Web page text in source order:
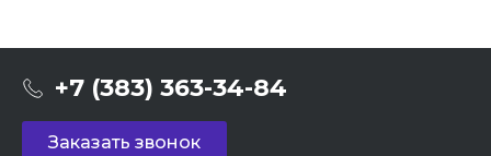
+7 (383) 363-34-84
Заказать звонок